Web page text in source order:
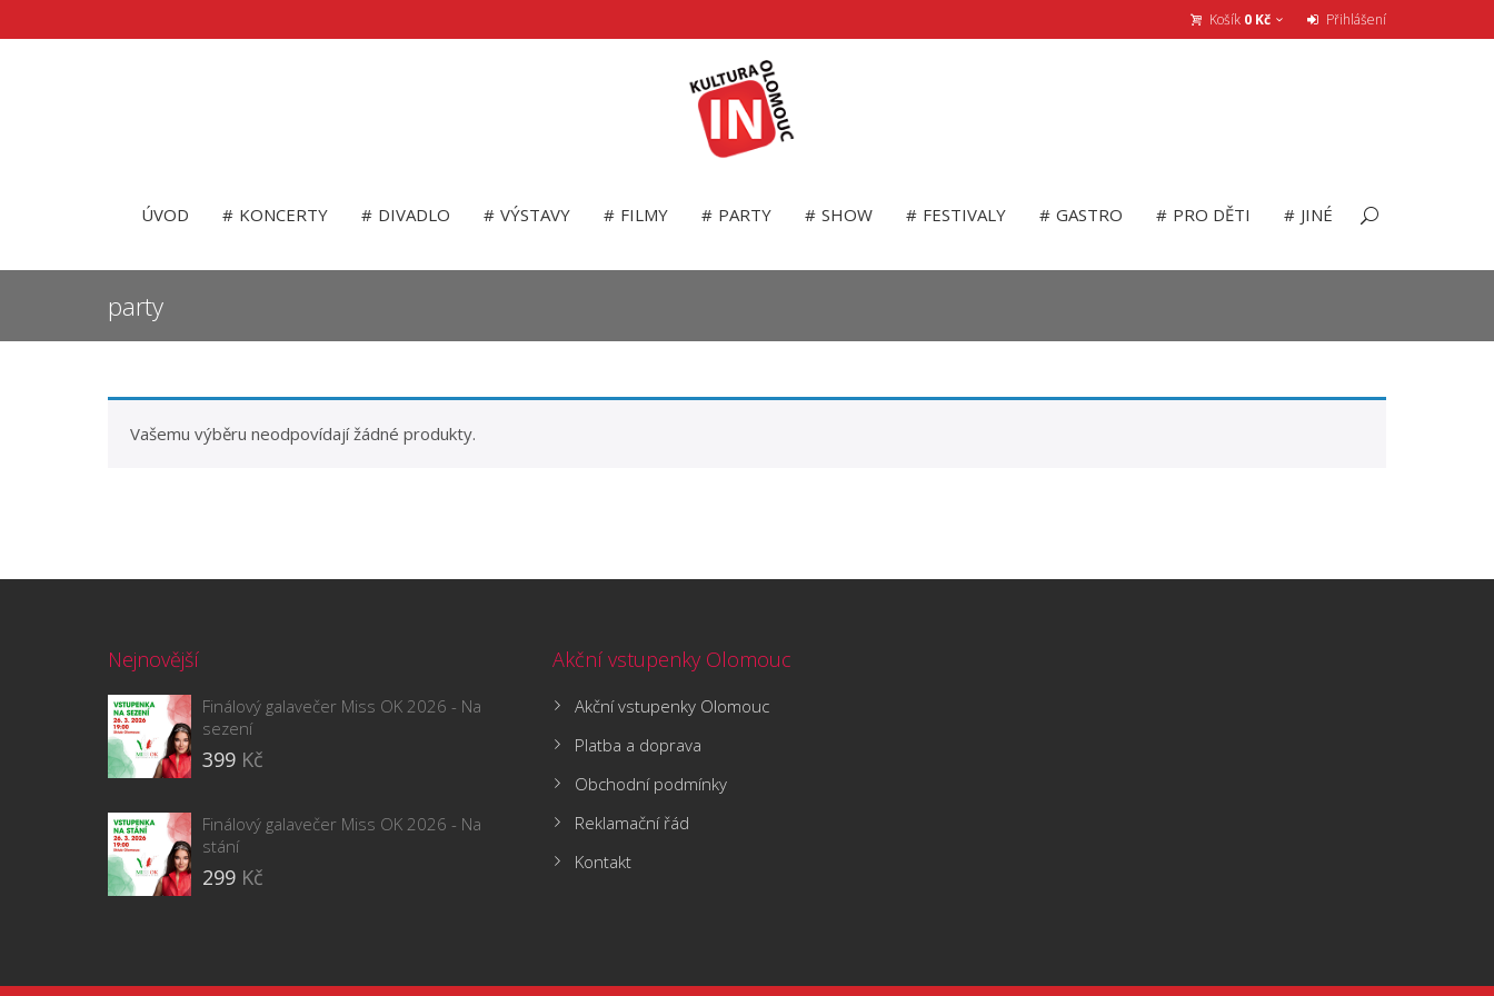
Košík 0 Kč Přihlášení
ÚVOD KONCERTY DIVADLO VÝSTAVY FILMY PARTY SHOW FESTIVALY GASTRO PRO DĚTI JINÉ
party
Vašemu výběru neodpovídají žádné produkty.
Nejnovější
Finálový galavečer Miss OK 2026 - Na
sezení
399 Kč
Finálový galavečer Miss OK 2026 - Na
stání
299 Kč
Akční vstupenky Olomouc
Akční vstupenky Olomouc
Platba a doprava
Obchodní podmínky
Reklamační řád
Kontakt